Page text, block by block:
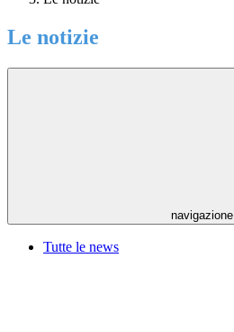
Le notizie
navigazione
Tutte le news